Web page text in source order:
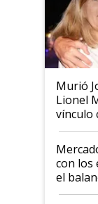
Murió
Lionel
vínculo
con los
el
Posta